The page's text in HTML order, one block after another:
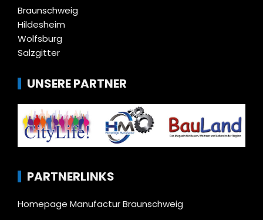
Braunschweig
Hildesheim
Wolfsburg
Salzgitter
UNSERE PARTNER
PARTNERLINKS
Homepage Manufactur Braunschweig